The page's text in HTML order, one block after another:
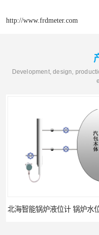
http://www.frdmeter.com
Development, design,
北海智能锅炉液位计 锅炉水位计厂商 自动适应自动校准